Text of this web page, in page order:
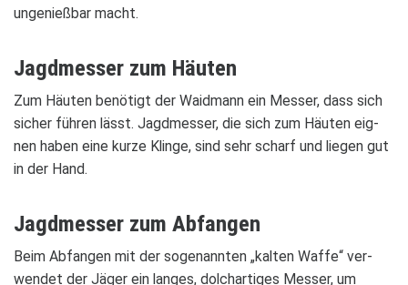
unge­nieß­bar macht.
Jagd­mes­ser zum Häu­ten
Zum Häu­ten benö­tigt der Waid­mann ein Mes­ser, dass sich
sicher füh­ren lässt. Jagd­mes­ser, die sich zum Häu­ten eig­
nen haben eine kurze Klinge, sind sehr scharf und lie­gen gut
in der Hand.
Jagd­mes­ser zum Abfan­gen
Beim Abfan­gen mit der soge­nann­ten „kal­ten Waffe“ ver­
wen­det der Jäger ein lan­ges, dolch­ar­ti­ges Mes­ser, um